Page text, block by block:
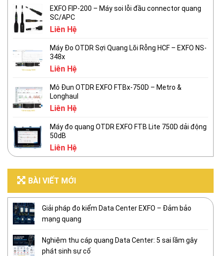
EXFO FIP-200 – Máy soi lỗi đầu connector quang
SC/APC
Liên Hệ
Máy Đo OTDR Sợi Quang Lõi Rỗng HCF – EXFO NS-
348x
Liên Hệ
Mô Đun OTDR EXFO FTBx-750D – Metro &
Longhaul
Liên Hệ
Máy đo quang OTDR EXFO FTB Lite 750D dải động
50dB
Liên Hệ
BÀI VIẾT MỚI
Giải pháp đo kiểm Data Center EXFO – Đảm bảo
mạng quang
Nghiệm thu cáp quang Data Center: 5 sai lầm gây
phát sinh sự cố